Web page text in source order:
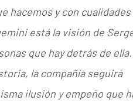
hacemos y con
está la visión de
que hay detrás de ella.
la compañía seguirá
ilusión y empeño que